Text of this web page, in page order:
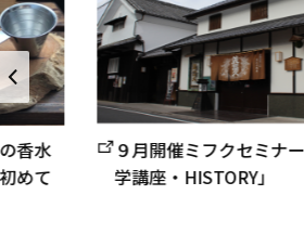
香水
めて
９月開催ミフクセミナ
学講座・HISTORY」